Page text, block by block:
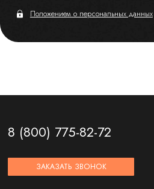
Положением о персональных данных
8 (800) 775-82-72
ЗАКАЗАТЬ ЗВОНОК